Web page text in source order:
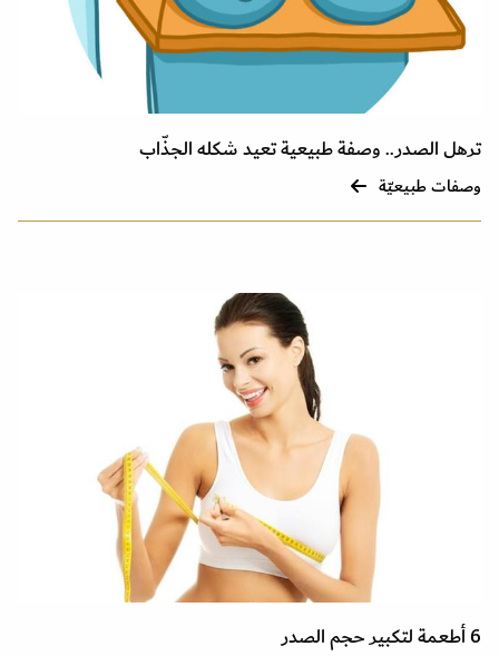
ترهل الصدر.. وصفة طبيعية تعيد شكله الجذّاب
وصفات طبيعيّة
6 أطعمة لتكبير حجم الصدر